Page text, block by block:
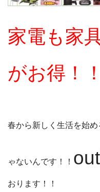
家電も家
がお得！！
春から新しく生活を始め
ゃないんです！！
おります！！